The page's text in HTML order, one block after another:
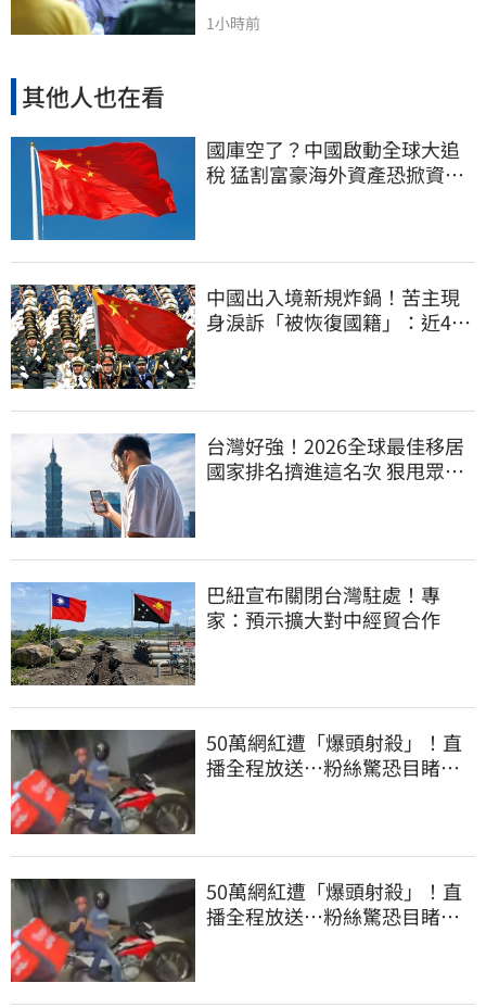
1小時前
其他人也在看
國庫空了？中國啟動全球大追
稅 猛割富豪海外資產恐掀資金
中國出入境新規炸鍋！苦主現
身淚訴「被恢復國籍」：近4億
台灣好強！2026全球最佳移居
國家排名擠進這名次 狠甩眾多
巴紐宣布關閉台灣駐處！專
家：預示擴大對中經貿合作
50萬網紅遭「爆頭射殺」！直
播全程放送…粉絲驚恐目睹慘
50萬網紅遭「爆頭射殺」！直
播全程放送…粉絲驚恐目睹慘